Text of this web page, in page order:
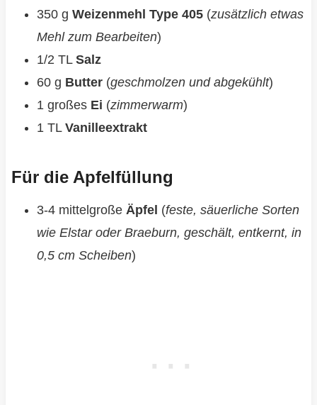
350 g Weizenmehl Type 405(zusätzlich etwas
Mehl zum Bearbeiten)
1/2 TL Salz
60 g Butter(geschmolzen und abgekühlt)
1 großes Ei (zimmerwarm)
1 TL Vanilleextrakt
Für die Apfelfüllung
3-4 mittelgroße Äpfel (feste, säuerliche Sorten
wie Elstar oder Braeburn, geschält, entkernt, in
0,5 cm Scheiben)